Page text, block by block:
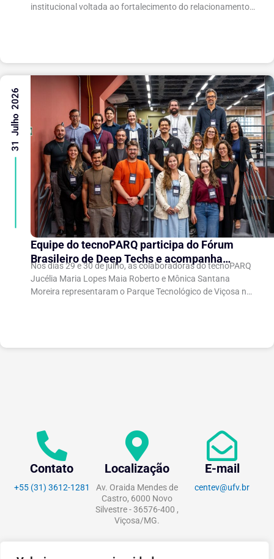
institucional voltada ao fortalecimento do relacionamento
Equipe do tecnoPARQ participa do Fórum
Brasileiro de Deep Techs e acompanha
debates sobre políticas para inovação
científica
Nos dias 29 e 30 de julho, as colaboradoras do tecnoPARQ
Jucélia Maria Lopes Maia Roberto e Mônica Santana
Moreira representaram o Parque Tecnológico de Viçosa no
31 Julho 2026
Contato
+55 (31) 3612-1281
Localização
Av. Oraida Mendes de
Castro, 6000 Novo
Silvestre - 36576-400 ,
Viçosa/MG.
E-mail
centev@ufv.br